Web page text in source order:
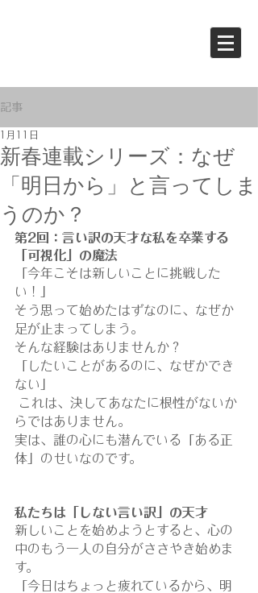
記事
新春連載シリーズ：なぜ
「明日から」と言ってしま
うのか？
1月11日
第2回：言い訳の天才な私を卒業する
「可視化」の魔法
「今年こそは新しいことに挑戦した
い！」
そう思って始めたはずなのに、なぜか
足が止まってしまう。
そんな経験はありませんか？
「したいことがあるのに、なぜかでき
ない」
らではありません。
実は、誰の心にも潜んでいる「ある正
体」のせいなのです。
私たちは「しない言い訳」の天才
新しいことを始めようとすると、心の
中のもう一人の自分がささやき始めま
す。
「今日はちょっと疲れているから、明